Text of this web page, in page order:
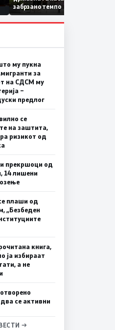
забрзано темпо
му пукна
за
на СДСМ му
–
предлог
се
на заштита,
ризикот од
прекршоци од
14 лишени
плаши од
„Безбеден
книга,
ја избираат
а не
се активни
→